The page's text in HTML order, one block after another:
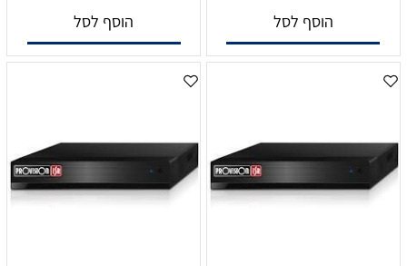
הוסף לסל הוסף לסל